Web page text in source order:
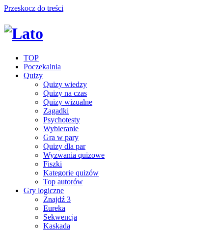
Przeskocz do treści
TOP
Poczekalnia
Quizy
Quizy wiedzy
Quizy na czas
Quizy wizualne
Zagadki
Psychotesty
Wybieranie
Gra w pary
Quizy dla par
Wyzwania quizowe
Fiszki
Kategorie quizów
Top autorów
Gry logiczne
Znajdź 3
Eureka
Sekwencja
Kaskada